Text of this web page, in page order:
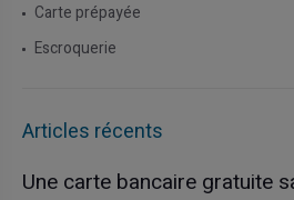
Carte prépayée
Escroquerie
Articles récents
Une carte bancaire gratuite